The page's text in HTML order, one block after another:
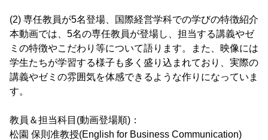
(2) 専任教員が5名登場、国際経営学科での学びの特徴紹介
本動画では、5名の専任教員が登場し、担当する講義やゼ
ミの特徴やこだわり等について語ります。また、映像には
学生たちが学習する様子も多く盛り込まれており、実際の
講義やゼミの雰囲気を体感できるような作りになっていま
す。
教員＆担当科目(動画登場順)：
松園 保則准教授(English for Business Communication)